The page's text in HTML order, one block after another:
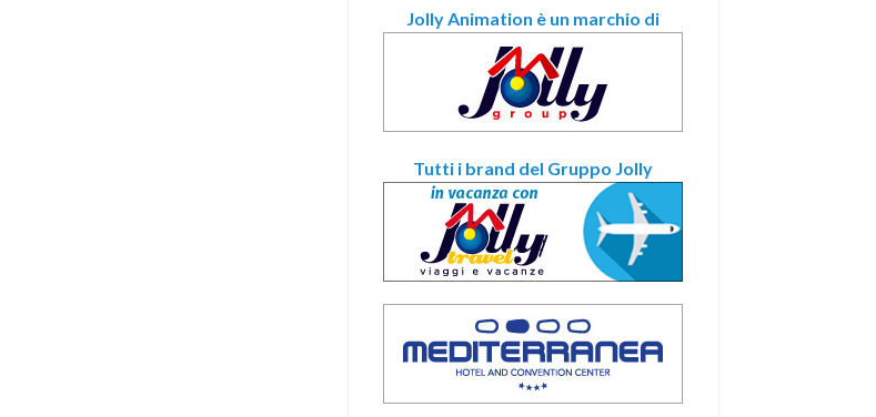
Jolly Animation è un marchio di
Tutti i brand del Gruppo Jolly